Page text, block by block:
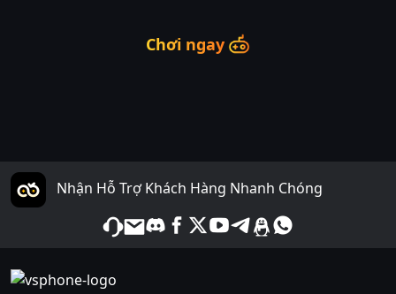
Chơi ngay
Nhận Hỗ Trợ Khách Hàng Nhanh Chóng